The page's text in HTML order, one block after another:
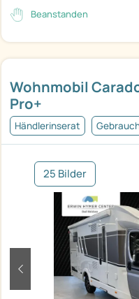
Wohnmobil
Pro+
Händlerinserat
25 Bilder
zurück
Beanstanden